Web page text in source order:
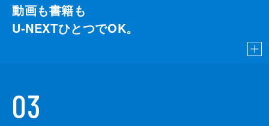
動画も書籍も
U-NEXTひとつでOK。
03